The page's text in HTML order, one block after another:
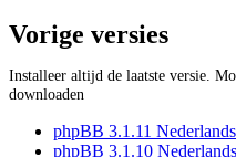
Vorige versies
Installeer altijd de laatste versie.
downloaden
phpBB 3.1.11 Nederlands
phpBB 3.1.10 Nederlands